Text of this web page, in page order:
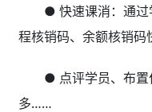
● 快速课消：通过
程核销码、余额核销码
● 点评学员、布置
多……